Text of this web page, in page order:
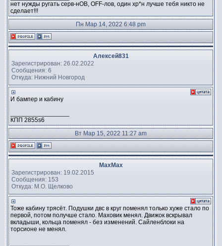
нет нужды ругать серв-нОВ, OFF-лов, один хр*н лучше тебя никто не
сделает!!!
Пн Мар 14, 2022 6:48 pm
Алексей831
Зарегистрирован: 26.02.2022
Сообщения: 6
Откуда: Нижний Новгород
И бампер и кабину
КПП 2855s6
Вт Мар 15, 2022 11:27 am
MaxMax
Зарегистрирован: 19.02.2015
Сообщения: 153
Откуда: М.О. Щелково
Тоже кабину трясёт. Подушки двс в круг поменял только хуже стало по
первой, потом получше стало. Маховик менял. Движок вскрывал
вкладыши, кольца поменял - без изменений. Сайленблоки на
торсионе не менял.